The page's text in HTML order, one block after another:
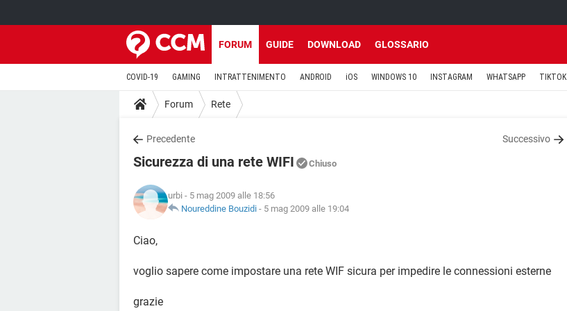
FORUM GUIDE DOWNLOAD GLOSSARIO
COVID-19 GAMING INTRATTENIMENTO ANDROID iOS WINDOWS 10 INSTAGRAM WHATSAPP TIKTOK
Forum Rete
Precedente Successivo
Sicurezza di una rete WIFI Chiuso
urbi - 5 mag 2009 alle 18:56
Noureddine Bouzidi - 5 mag 2009 alle 19:04
Ciao,
voglio sapere come impostare una rete WIF sicura per impedire le connessioni esterne
grazie